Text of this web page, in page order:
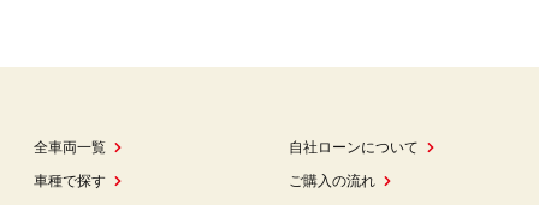
全車両一覧
車種で探す
自社ローンについて
ご購入の流れ